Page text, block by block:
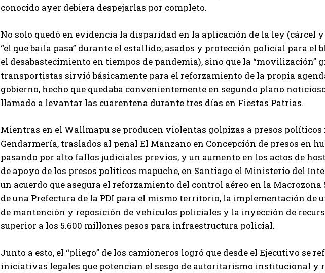
conocido ayer debiera despejarlas por completo.
No solo quedó en evidencia la disparidad en la aplicación de la ley (cárcel
“el que baila pasa” durante el estallido; asados y protección policial para el
el desabastecimiento en tiempos de pandemia), sino que la “movilización”
transportistas sirvió básicamente para el reforzamiento de la propia
gobierno, hecho que quedaba convenientemente en segundo plano
llamado a levantar las cuarentena durante tres días en Fiestas Patrias.
Mientras en el Wallmapu se producen violentas golpizas a presos políticos
Gendarmería, traslados al penal El Manzano en Concepción de presos en
pasando por alto fallos judiciales previos, y un aumento en los actos de
de apoyo de los presos políticos mapuche, en Santiago el Ministerio del
un acuerdo que asegura el reforzamiento del control aéreo en la Macrozona
de una Prefectura de la PDI para el mismo territorio, la implementación de
de mantención y reposición de vehículos policiales y la inyección de
superior a los 5.600 millones pesos para infraestructura policial.
Junto a esto, el “pliego” de los camioneros logró que desde el Ejecutivo se
iniciativas legales que potencian el sesgo de autoritarismo institucional y